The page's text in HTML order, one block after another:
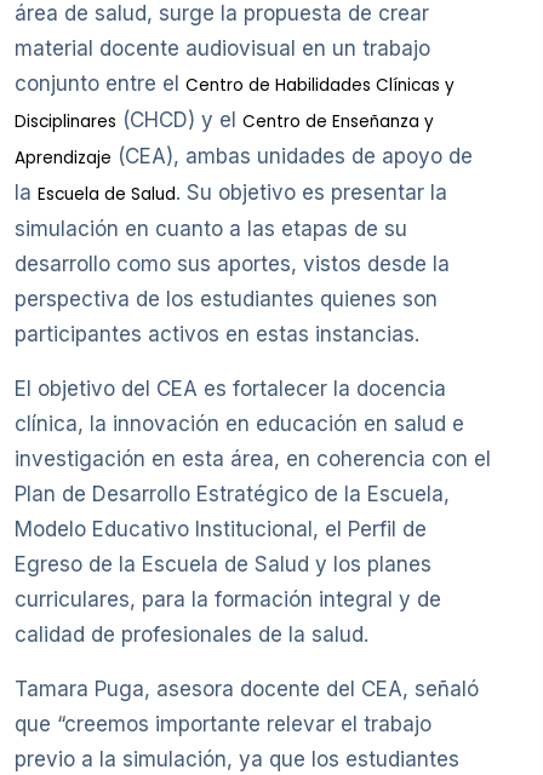
área de salud, surge la propuesta de crear
material docente audiovisual en un trabajo
conjunto entre el Centro de Habilidades Clínicas y
Disciplinares (CHCD) y el Centro de Enseñanza y
Aprendizaje (CEA), ambas unidades de apoyo de
la Escuela de Salud. Su objetivo es presentar la
simulación en cuanto a las etapas de su
desarrollo como sus aportes, vistos desde la
perspectiva de los estudiantes quienes son
participantes activos en estas instancias.
El objetivo del CEA es fortalecer la docencia
clínica, la innovación en educación en salud e
investigación en esta área, en coherencia con el
Plan de Desarrollo Estratégico de la Escuela,
Modelo Educativo Institucional, el Perfil de
Egreso de la Escuela de Salud y los planes
curriculares, para la formación integral y de
calidad de profesionales de la salud.
Tamara Puga, asesora docente del CEA, señaló
que “creemos importante relevar el trabajo
previo a la simulación, ya que los estudiantes